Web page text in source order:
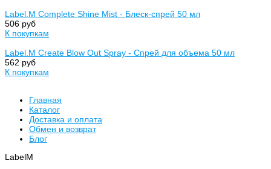
Label.M Complete Shine Mist - Блеск-спрей 50 мл
506 руб
К покупкам
Label.M Create Blow Out Spray - Спрей для объема 50 мл
562 руб
К покупкам
Главная
Каталог
Доставка и оплата
Обмен и возврат
Блог
LabelM